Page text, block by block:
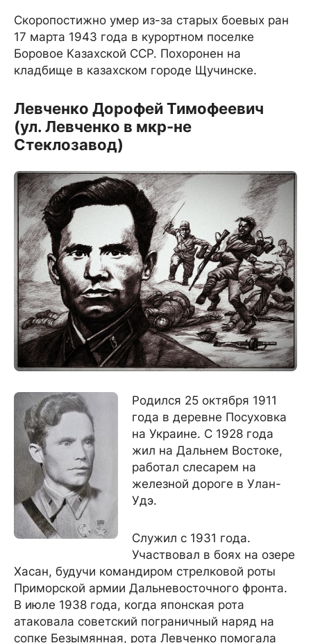
Скоропостижно умер из-за старых боевых ран
17 марта 1943 года в курортном поселке
Боровое Казахской ССР. Похоронен на
кладбище в казахском городе Щучинске.
Левченко Дорофей Тимофеевич
(ул. Левченко в мкр-не
Стеклозавод)
Родился 25 октября 1911
года в деревне Посуховка
на Украине. С 1928 года
жил на Дальнем Востоке,
работал слесарем на
железной дороге в Улан-
Удэ.
Служил с 1931 года.
Участвовал в боях на озере
Хасан, будучи командиром стрелковой роты
Приморской армии Дальневосточного фронта.
В июле 1938 года, когда японская рота
атаковала советский пограничный наряд на
сопке Безымянная, рота Левченко помогала